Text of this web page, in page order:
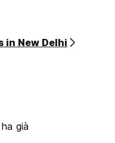
in New Delhi
già